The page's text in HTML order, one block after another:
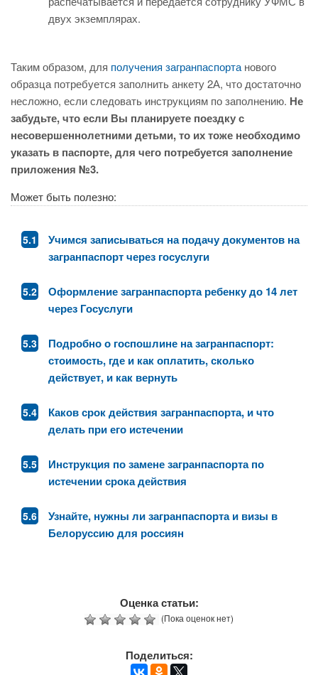
двух экземплярах.
Таким образом, для получения загранпаспорта нового
образца потребуется заполнить анкету 2А, что достаточно
несложно, если следовать инструкциям по заполнению. Не
забудьте, что если Вы планируете поездку с
несовершеннолетними детьми, то их тоже необходимо
указать в паспорте, для чего потребуется заполнение
приложения №3.
Может быть полезно:
Учимся записываться на подачу документов на
загранпаспорт через госуслуги
Оформление загранпаспорта ребенку до 14 лет
через Госуслуги
Подробно о госпошлине на загранпаспорт:
стоимость, где и как оплатить, сколько
действует, и как вернуть
Каков срок действия загранпаспорта, и что
делать при его истечении
Инструкция по замене загранпаспорта по
истечении срока действия
Узнайте, нужны ли загранпаспорта и визы в
Белоруссию для россиян
Оценка статьи:
(Пока оценок нет)
Поделиться: